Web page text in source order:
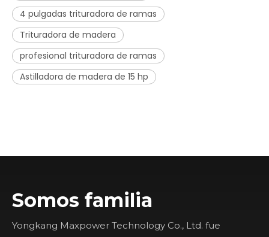
4 pulgadas trituradora de ramas
Trituradora de madera
profesional trituradora de ramas
Astilladora de madera de 15 hp
Somos familia
Yongkang Maxpower Technology Co., Ltd. fue